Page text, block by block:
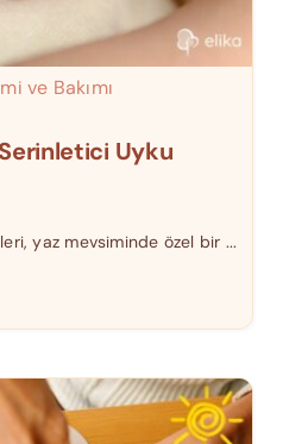
ve Bakımı
Uyku
yaz mevsiminde özel bir ...